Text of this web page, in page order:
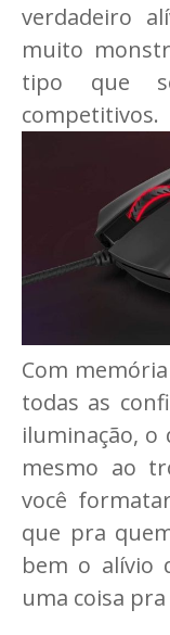
verdadeiro
muito
tipo que
competitivos.
Com
todas as
iluminação, o
mesmo ao
você
que pra
bem o alívio
uma coisa